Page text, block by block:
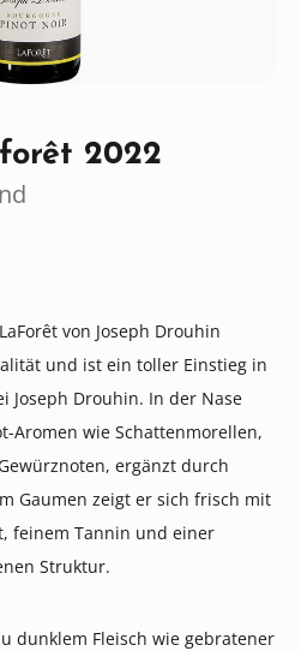
2022
von Joseph Drouhin
und ist ein toller Einstieg in
Joseph Drouhin. In der Nase
Aromen wie Schattenmorellen,
ergänzt durch
Gaumen zeigt er sich frisch mit
feinem Tannin und einer
Struktur.
dunklem Fleisch wie gebratener